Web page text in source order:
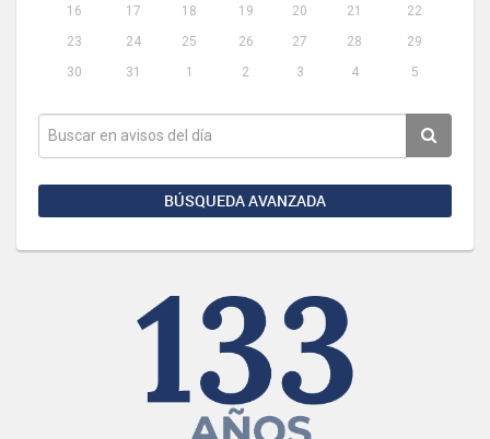
16
17 18 19 20 21
22
23
24 25 26 27 28
29
30
31 1 2 3 4 5
BÚSQUEDA AVANZADA